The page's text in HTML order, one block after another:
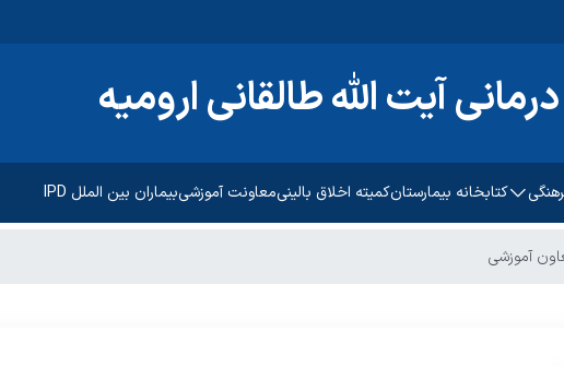
آیت الله طالقانی ارومیه
فرهنگی
کتابخانه بیمارستانکمیته اخلاق بالینیمعاونت آموزشیبیماران بین الملل IPD
آموزشی